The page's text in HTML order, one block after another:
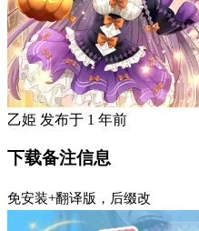
乙姫 发布于 1 年前
下载备注信息
免安装+翻译版，后缀改